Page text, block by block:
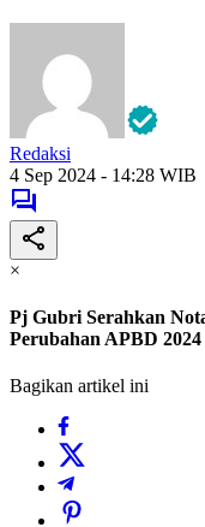
Redaksi
4 Sep 2024 - 14:28 WIB
×
Pj Gubri Serahkan
Perubahan APBD
Bagikan artikel ini